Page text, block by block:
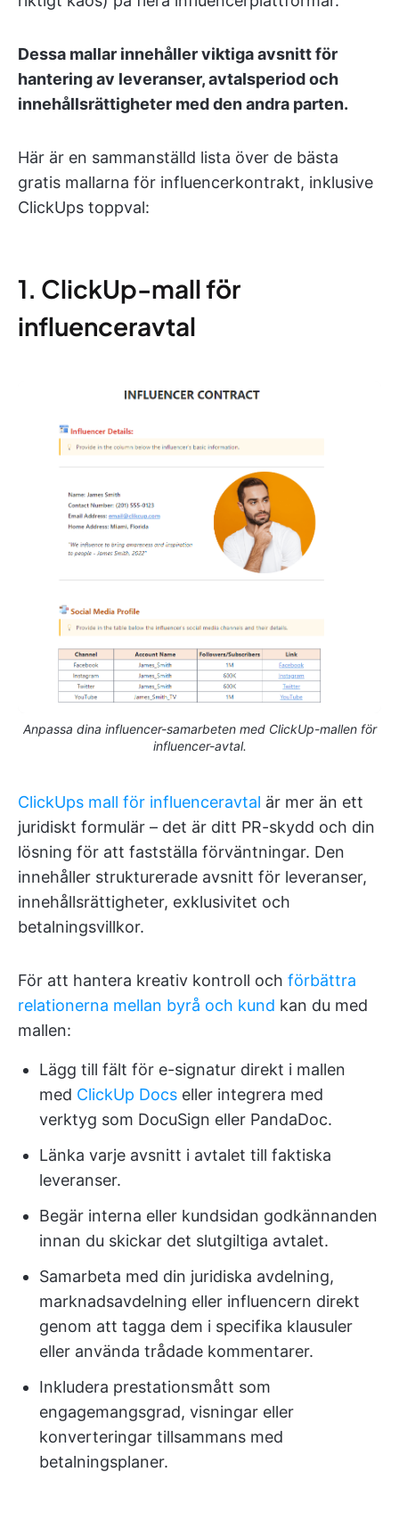
Dessa mallar innehåller viktiga avsnitt för
hantering av leveranser, avtalsperiod och
innehållsrättigheter med den andra parten.
Här är en sammanställd lista över de bästa
gratis mallarna för influencerkontrakt, inklusive
ClickUps toppval:
1. ClickUp-mall för
influenceravtal
Anpassa dina influencer-samarbeten med ClickUp-mallen för
influencer-avtal.
ClickUps mall för influenceravtal är mer än ett
juridiskt formulär – det är ditt PR-skydd och din
lösning för att fastställa förväntningar. Den
innehåller strukturerade avsnitt för leveranser,
innehållsrättigheter, exklusivitet och
betalningsvillkor.
För att hantera kreativ kontroll och förbättra
relationerna mellan byrå och kund kan du med
mallen:
Lägg till fält för e-signatur direkt i mallen
med ClickUp Docs eller integrera med
verktyg som DocuSign eller PandaDoc.
Länka varje avsnitt i avtalet till faktiska
leveranser.
Begär interna eller kundsidan godkännanden
innan du skickar det slutgiltiga avtalet.
Samarbeta med din juridiska avdelning,
marknadsavdelning eller influencern direkt
genom att tagga dem i specifika klausuler
eller använda trådade kommentarer.
Inkludera prestationsmått som
engagemangsgrad, visningar eller
konverteringar tillsammans med
betalningsplaner.